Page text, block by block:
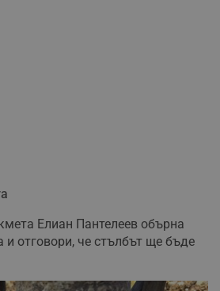
Елиан Пантелеев обърна
и отговори, че стълбът ще бъде